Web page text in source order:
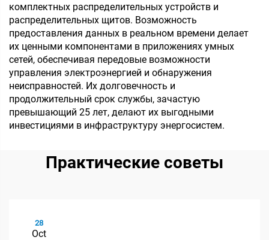
комплектных распределительных устройств и
распределительных щитов. Возможность
предоставления данных в реальном времени делает
их ценными компонентами в приложениях умных
сетей, обеспечивая передовые возможности
управления электроэнергией и обнаружения
неисправностей. Их долговечность и
продолжительный срок службы, зачастую
превышающий 25 лет, делают их выгодными
инвестициями в инфраструктуру энергосистем.
Практические советы
28
Oct